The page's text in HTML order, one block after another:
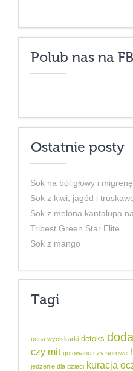
Polub nas na FB
Ostatnie posty
Sok na ból głowy i migrenę
Sok z kiwi, jagód i
Sok z melona kantalupa
Tribest Green Star Elite
Sok z mango
Tagi
cena wyciskarki detoks
czy mit gotowane czy surowe
jedzenie dla dzieci kuracja